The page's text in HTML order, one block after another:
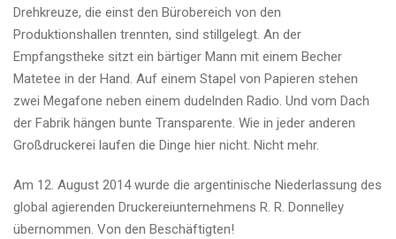
Drehkreuze, die einst den Bürobereich von den
Produktionshallen trennten, sind stillgelegt. An der
Empfangstheke sitzt ein bärtiger Mann mit einem Becher
Matetee in der Hand. Auf einem Stapel von Papieren stehen
zwei Megafone neben einem dudelnden Radio. Und vom Dach
der Fabrik hängen bunte Transparente. Wie in jeder anderen
Großdruckerei laufen die Dinge hier nicht. Nicht mehr.
Am 12. August 2014 wurde die argentinische Niederlassung des
global agierenden Druckereiunternehmens R. R. Donnelley
übernommen. Von den Beschäftigten!